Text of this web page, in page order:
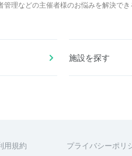
理などの主催者様のお悩みを解決でき
施設を探す
用規約 プライバシーポリ